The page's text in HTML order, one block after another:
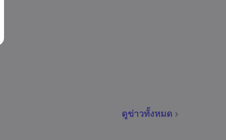
ดูข่าวทั้งหมด